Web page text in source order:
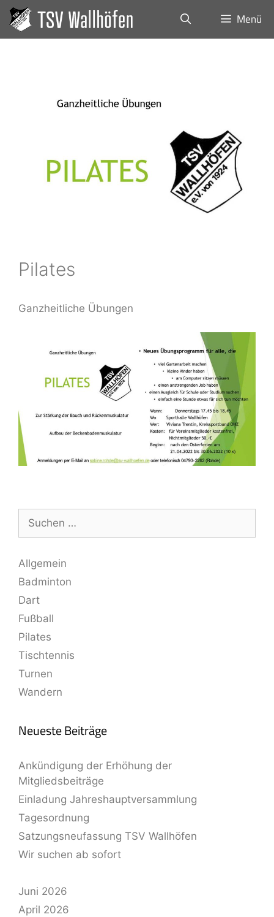
Menü
Pilates
Ganzheitliche Übungen
Allgemein
Badminton
Dart
Fußball
Pilates
Tischtennis
Turnen
Wandern
Neueste Beiträge
Ankündigung der Erhöhung der
Mitgliedsbeiträge
Einladung Jahreshauptversammlung
Tagesordnung
Satzungsneufassung TSV Wallhöfen
Wir suchen ab sofort
Juni 2026
April 2026